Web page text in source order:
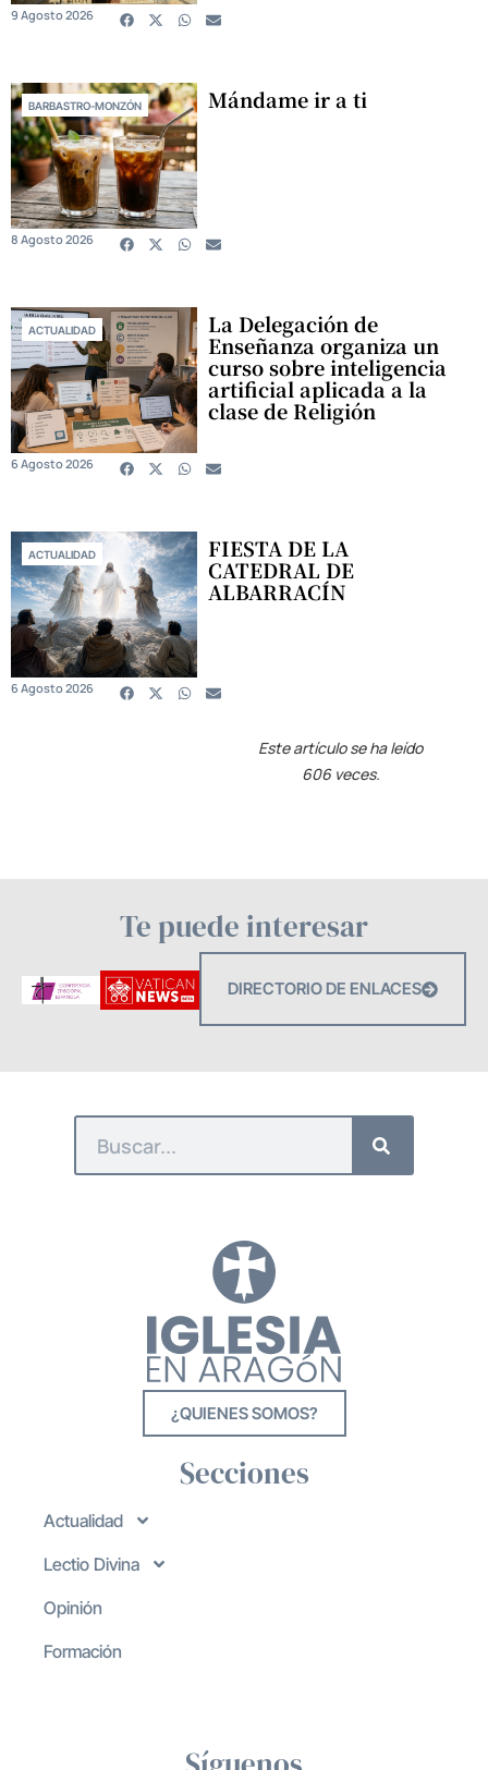
9 Agosto 2026
BARBASTRO-MONZÓN Mándame ir a ti
8 Agosto 2026
ACTUALIDAD La Delegación de
Enseñanza organiza un
curso sobre inteligencia
artificial aplicada a la
clase de Religión
6 Agosto 2026
ACTUALIDAD FIESTA DE LA
CATEDRAL DE
ALBARRACÍN
6 Agosto 2026
Este artículo se ha leído
606 veces.
Te puede interesar
DIRECTORIO DE ENLACES
¿QUIENES SOMOS?
Secciones
Actualidad
Lectio Divina
Opinión
Formación